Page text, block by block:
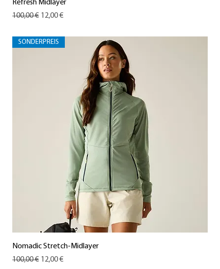
Refresh Midlayer
Standardpreis
100,00 € Sale-Preis
12,00 €
SONDERPREIS
Nomadic Stretch-Midlayer
Standardpreis
100,00 € Sale-Preis
12,00 €